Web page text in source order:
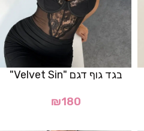
בגד גוף דגם "Velvet Sin"
₪180